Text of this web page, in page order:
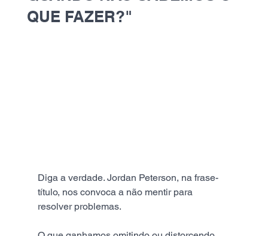
QUE FAZER?"
Diga a verdade. Jordan Peterson, na frase-
título, nos convoca a não mentir para
resolver problemas.